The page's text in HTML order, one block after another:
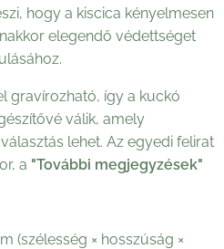
hogy a kiscica kényelmesen
elegendő védettséget
gravírozható, így a kuckó
válik, amely
lehet. Az egyedi felirat
a "További megjegyzések"
(szélesség × hosszúság ×